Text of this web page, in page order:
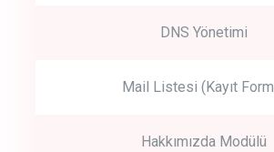
DNS Yönetimi
Mail Listesi (Kayıt
Hakkımızda Modülü